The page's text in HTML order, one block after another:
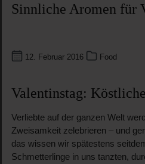
Sinnliche Aromen für
12. Februar 2016 Food
Valentinstag:
Verliebte auf der ganzen Welt
Zweisamkeit zelebrieren – und
das wissen wir spätestens
Schmetterlinge in uns tanzten,